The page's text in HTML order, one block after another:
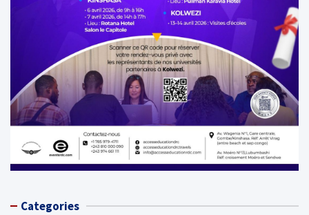
Categories